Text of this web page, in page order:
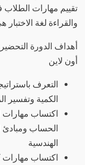
تقييم مهارات الطلاب
والقراءة لغة الاختبار
أهداف الدورة
أون لاين
التعرف
الكمية وتفسير
اكتساب مهارات
الحساب ومبادئ
الهندسية
اكتساب مهارات